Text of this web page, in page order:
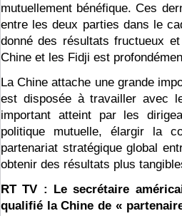
mutuellement bénéfique. Ces
entre les deux parties dans le
donné des résultats fructueux
Chine et les Fidji est
La Chine attache une grande
est disposée à travailler avec
important atteint par les
politique mutuelle, élargir la
partenariat stratégique global
obtenir des résultats plus
RT TV : Le secrétaire
qualifié la Chine de «